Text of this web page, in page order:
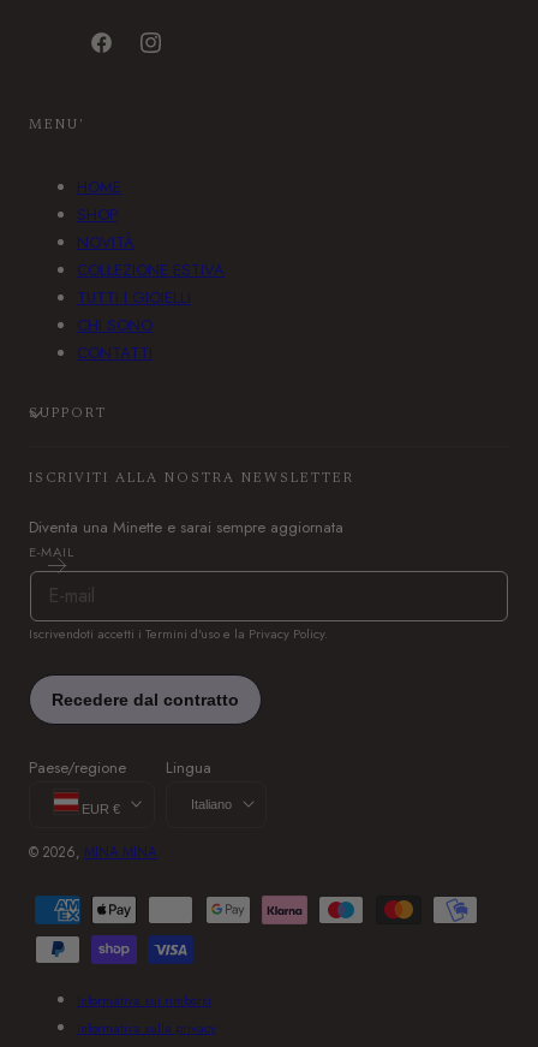
F
o
o
k
I
m
MENU'
HOME
SHOP
NOVITÀ
COLLEZIONE ESTIVA
TUTTI I GIOIELLI
CHI SONO
CONTATTI
SUPPORT
ISCRIVITI ALLA NOSTRA NEWSLETTER
Diventa una Minette e sarai sempre aggiornata
E-MAIL
Iscrivendoti accetti i Termini d'uso e la Privacy Policy.
Paese/regione
EUR €
Lingua
Italiano
© 2026, MINA MINA
M
e
Informativa sui rimborsi
Informativa sulla privacy